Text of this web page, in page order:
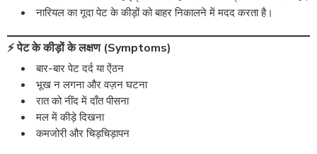
नारियल का गूदा पेट के कीड़ों को बाहर निकालने में मदद करता है।
⚡ पेट के कीड़ों के लक्षण (Symptoms)
बार-बार पेट दर्द या ऐंठन
भूख न लगना और वज़न घटना
रात को नींद में दाँत पीसना
मल में कीड़े दिखना
कमजोरी और चिड़चिड़ापन